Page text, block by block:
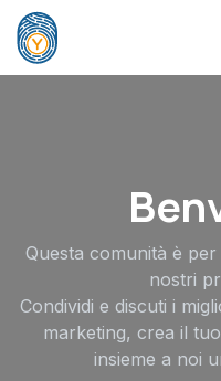
Passa al contenuto
Questa comunità è
nostri
Condividi e discuti i
marketing, crea il
insieme a noi